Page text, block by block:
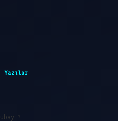
Yazılar
?